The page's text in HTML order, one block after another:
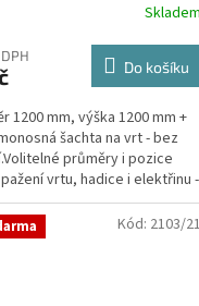
Skladem
Do košíku
1200 mm, výška 1200 mm +
šachta na vrt - bez
průměry i pozice
vrtu, hadice i elektřinu -
Kód: 2103/21